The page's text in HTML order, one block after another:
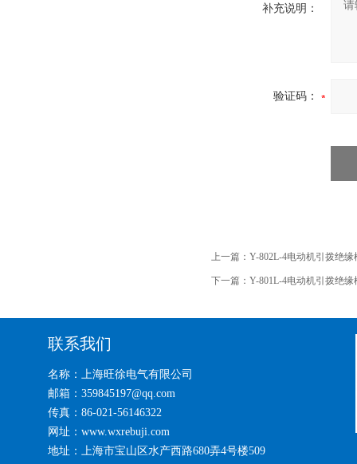
补充说明：
验证码：
上一篇： Y-802L-4电动机引拨绝缘
下一篇： Y-801L-4电动机引拨绝缘
联系我们
名称：上海旺徐电气有限公司
邮箱：359845197@qq.com
传真：86-021-56146322
网址：www.wxrebuji.com
地址：上海市宝山区水产西路680弄4号楼509